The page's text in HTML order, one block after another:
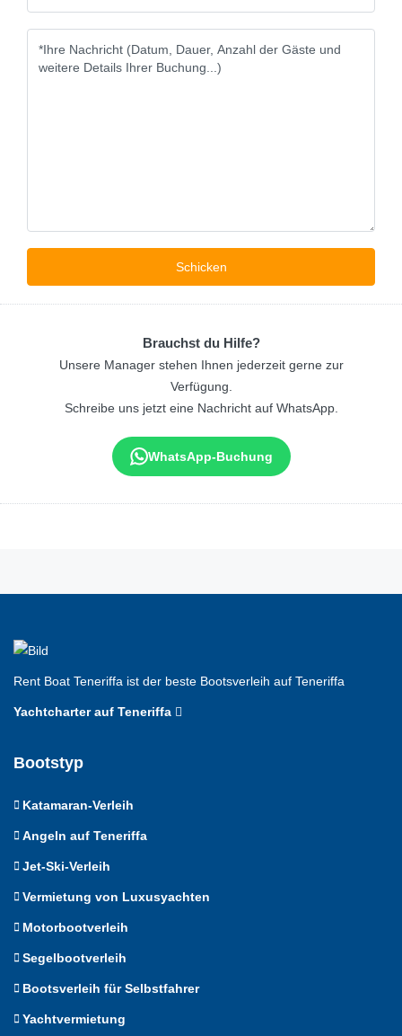
Brauchst du Hilfe?
Unsere Manager stehen Ihnen jederzeit gerne zur
Verfügung.
Schreibe uns jetzt eine Nachricht auf WhatsApp.
WhatsApp-Buchung
Rent Boat Teneriffa ist der beste Bootsverleih auf Teneriffa
Yachtcharter auf Teneriffa
Bootstyp
Katamaran-Verleih
Angeln auf Teneriffa
Jet-Ski-Verleih
Vermietung von Luxusyachten
Motorbootverleih
Segelbootverleih
Bootsverleih für Selbstfahrer
Yachtvermietung